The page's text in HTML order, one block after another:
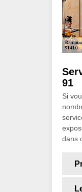
91
Si
dans